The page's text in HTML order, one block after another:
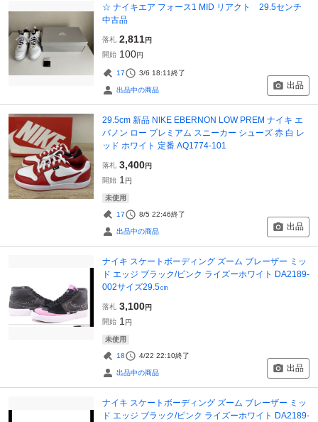
☆ ナイキエア フォース1 MID リアクト 29.5センチ
中古品
落札 2,811円
開始 100円
17 3/6 18:11終了
出品中の商品 出品
29.5cm 新品 NIKE EBERNON LOW PREM ナイキ エ
バノン ロー プレミアム スニーカー シューズ 赤 白 レ
ッド ホワイト 定番 AQ1774-101
落札 3,400円
開始 1 円
未使用
17 8/5 22:46終了
出品中の商品 出品
ナイキ スケートボーディング ズーム ブレーザー ミッ
ド エッジ ブラック/ピンク ライズーホワイト DA2189-
002サイズ29.5㎝
落札 3,100円
開始 1 円
未使用
18 4/22 22:10終了
出品中の商品 出品
ナイキ スケートボーディング ズーム ブレーザー ミッ
ド エッジ ブラック/ピンク ライズーホワイト DA2189-